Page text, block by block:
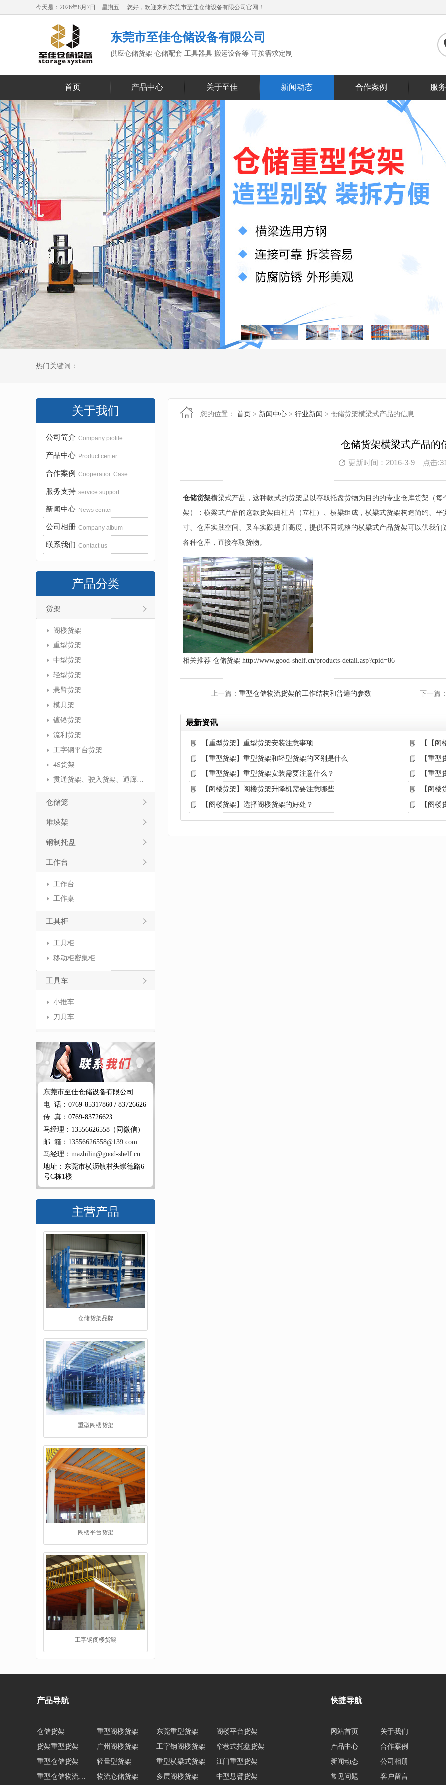
今天是：2026年8月7日 星期五 您好，欢迎来到东莞市至佳仓储设备有限公司官网！
东莞市至佳仓储设备有限公司
供应仓储货架 仓储配套 工具器具 搬运设备等 可按需求定制
首页 产品中心 关于至佳 新闻动态 合作案例 服
热门关键词：
关于我们
公司简介 Company profile
产品中心 Product center
合作案例 Cooperation Case
服务支持 service support
新闻中心 News center
公司相册 Company album
联系我们 Contact us
产品分类
货架
阁楼货架
重型货架
中型货架
轻型货架
悬臂货架
模具架
镀铬货架
流利货架
工字钢平台货架
4S货架
贯通货架、驶入货架、通廊货架
仓储笼
堆垛架
钢制托盘
工作台
工作台
工作桌
工具柜
工具柜
移动柜密集柜
工具车
小推车
刀具车
东莞市至佳仓储设备有限公司
电 话：0769-85317860 / 83726626
传 真：0769-83726623
马经理：13556626558（同微信）
邮 箱： 13556626558@139.com
马经理： mazhilin@good-shelf.cn
地址：东莞市横沥镇村头崇德路6
号C栋1楼
主营产品
仓储货架品牌
重型阁楼货架
阁楼平台货架
工字钢阁楼货架
重型仓储货架
您的位置： 首页 > 新闻中心 > 行业新闻 > 仓储货架横梁式产品的信息
仓储货架横梁式产品的
更新时间：2016-3-9 点击
仓储货架横梁式产品，这种款式的货架是以存取托盘货物为目的的专业仓库货架（
架）；横梁式产品的这款货架由柱片（立柱）、横梁组成，横梁式货架构造简约、
寸、仓库实践空间、叉车实践提升高度，提供不同规格的横梁式产品货架可以供我
各种仓库，直接存取货物。
相关推荐 仓储货架 http://www.good-shelf.cn/products-detail.asp?cpid=86
上一篇： 重型仓储物流货架的工作结构和普遍的参数 下一篇
最新资讯
【重型货架】重型货架安装注意事项 【【阁
【重型货架】重型货架和轻型货架的区别是什么 【重型
【重型货架】重型货架安装需要注意什么？ 【重型
【阁楼货架】阁楼货架升降机需要注意哪些 【阁
【阁楼货架】选择阁楼货架的好处？ 【阁楼
产品导航
仓储货架 重型阁楼货架 东莞重型货架
阁楼平台货架
货架重型货架
广州阁楼货架 工字钢阁楼货架
窄巷式托盘货架
重型仓储货架
轻量型货架 重型横梁式货架
江门重型货架
重型仓储物流货架
物流仓储货架 多层阁楼货架 中型悬臂货架
快捷导航
网站首页
关于我们
产品中心
合作案例
新闻动态
公司相册
常见问题
客户留言